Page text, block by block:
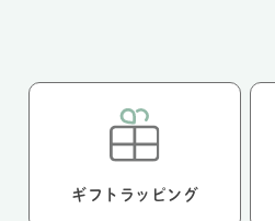
ギフトラッピング